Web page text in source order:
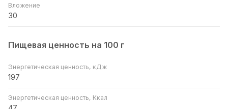
Вложение
30
Пищевая ценность на 100 г
Энергетическая ценность, кДж
197
Энергетическая ценность, Ккал